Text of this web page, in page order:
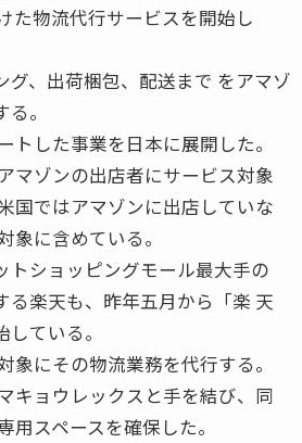
た物流代行サービスを開始し
グ、出荷梱包、配送まで をアマゾ
。
トした事業を日本に展開した。
マゾンの出店者にサービス対象
国ではアマゾンに出店していな
象に含めている。
ショッピングモール最大手の
る楽天も、昨年五月から「楽 天
ている。
象にその物流業務を代行する。
キョウレックスと手を結び、同
用スペースを確保した。